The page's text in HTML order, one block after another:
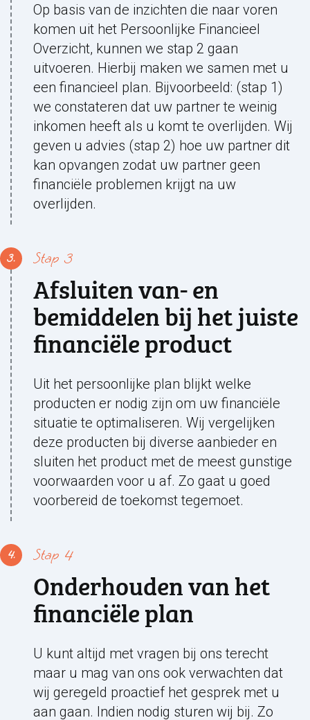
Op basis van de inzichten die naar voren
komen uit het Persoonlijke Financieel
Overzicht, kunnen we stap 2 gaan
uitvoeren. Hierbij maken we samen met u
een financieel plan. Bijvoorbeeld: (stap 1)
we constateren dat uw partner te weinig
inkomen heeft als u komt te overlijden. Wij
geven u advies (stap 2) hoe uw partner dit
kan opvangen zodat uw partner geen
financiële problemen krijgt na uw
overlijden.
Stap 3
Afsluiten van- en
bemiddelen bij het juiste
financiële product
Uit het persoonlijke plan blijkt welke
producten er nodig zijn om uw financiële
situatie te optimaliseren. Wij vergelijken
deze producten bij diverse aanbieder en
sluiten het product met de meest gunstige
voorwaarden voor u af. Zo gaat u goed
voorbereid de toekomst tegemoet.
Stap 4
Onderhouden van het
financiële plan
U kunt altijd met vragen bij ons terecht
maar u mag van ons ook verwachten dat
wij geregeld proactief het gesprek met u
aan gaan. Indien nodig sturen wij bij. Zo